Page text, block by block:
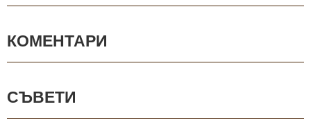
КОМЕНТАРИ
СЪВЕТИ